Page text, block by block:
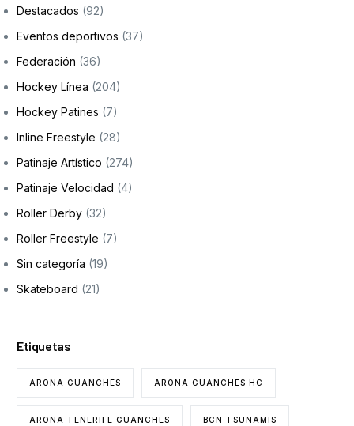
Destacados (92)
Eventos deportivos (37)
Federación (36)
Hockey Línea (204)
Hockey Patines (7)
Inline Freestyle (28)
Patinaje Artístico (274)
Patinaje Velocidad (4)
Roller Derby (32)
Roller Freestyle (7)
Sin categoría (19)
Skateboard (21)
Etiquetas
ARONA GUANCHES ARONA GUANCHES HC
ARONA TENERIFE GUANCHES BCN TSUNAMIS